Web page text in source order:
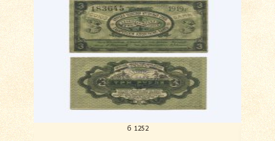
б 1252